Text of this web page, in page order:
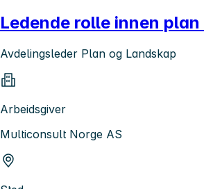
Ledende rolle innen
Avdelingsleder Plan og Landskap
Arbeidsgiver
Multiconsult Norge AS